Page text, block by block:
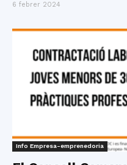
6 febrer 2024
Info Empresa-emprenedoria